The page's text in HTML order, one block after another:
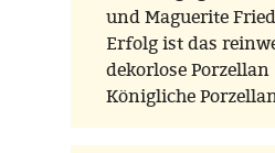
und Maguerite
Erfolg ist das
dekorlose
Königliche
Parallel zu